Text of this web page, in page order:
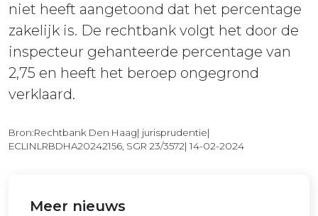
niet heeft aangetoond dat het percentage
zakelijk is. De rechtbank volgt het door de
inspecteur gehanteerde percentage van
2,75 en heeft het beroep ongegrond
verklaard.
Bron:Rechtbank Den Haag| jurisprudentie|
ECLINLRBDHA20242156, SGR 23/3572| 14-02-2024
Meer nieuws